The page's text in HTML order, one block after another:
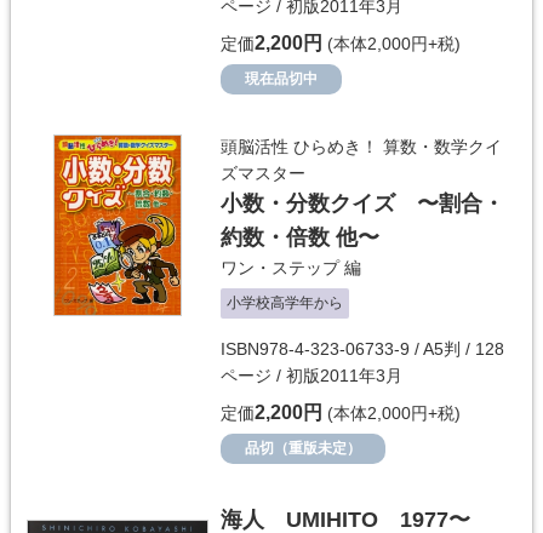
ページ / 初版2011年3月
定価2,200円 (本体2,000円+税)
現在品切中
頭脳活性 ひらめき！ 算数・数学クイ
ズマスター
小数・分数クイズ 〜割合・
約数・倍数 他〜
ワン・ステップ編
小学校高学年から
ISBN978-4-323-06733-9 / A5判 / 128
ページ / 初版2011年3月
定価2,200円 (本体2,000円+税)
品切（重版未定）
海人 UMIHITO 1977〜